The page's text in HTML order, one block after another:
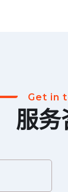
Get in
服务